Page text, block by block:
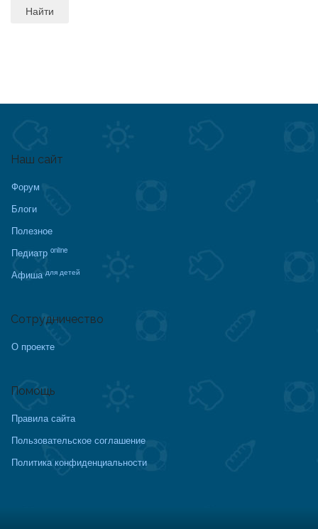
Наш сайт
Форум
Блоги
Полезное
Педиатр online
Афиша для детей
Сотрудничество
О проекте
Помощь
Правила сайта
Пользовательское соглашение
Политика конфиденциальности